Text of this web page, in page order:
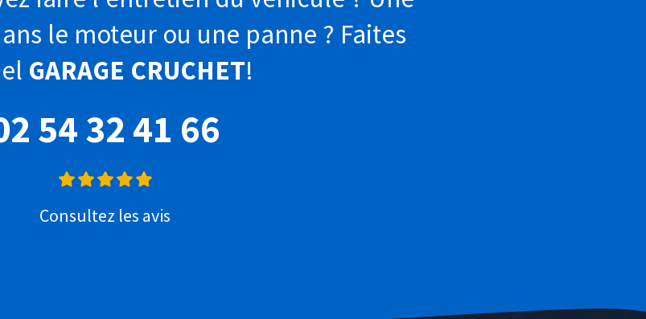
le moteur ou une panne ? Faites
GARAGE CRUCHET!
54 32 41 66
Consultez les avis